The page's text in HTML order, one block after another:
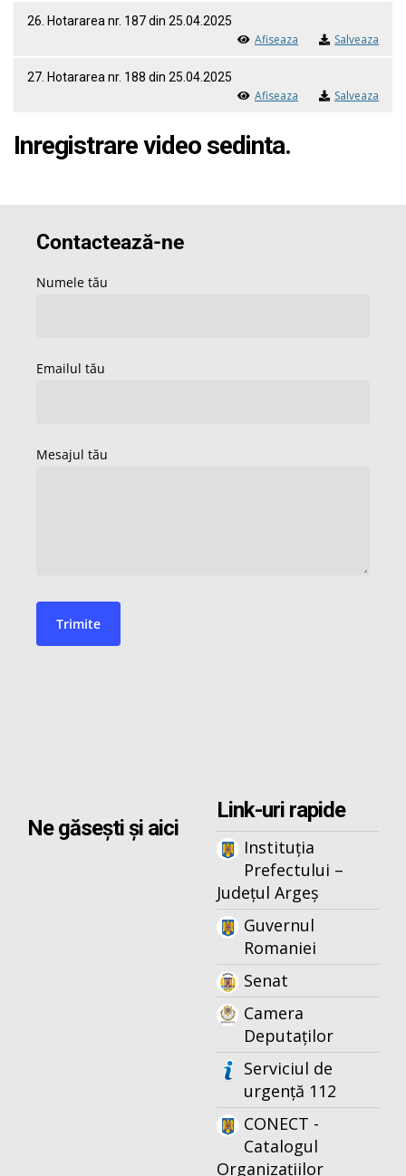
26. Hotararea nr. 187 din 25.04.2025
Afiseaza Salveaza
27. Hotararea nr. 188 din 25.04.2025
Afiseaza Salveaza
Inregistrare video sedinta.
Ne găsești și aici
Link-uri rapide
Instituția
Prefectului –
Județul Argeș
Guvernul
Romaniei
Senat
Camera
Deputaților
Serviciul de
urgență 112
CONECT -
Catalogul
Organizațiilor